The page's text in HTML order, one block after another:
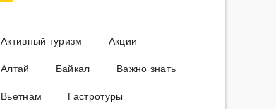
Активный туризм
Акции
Алтай
Байкал
Важно знать
Вьетнам
Гастротуры